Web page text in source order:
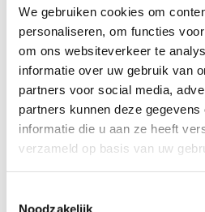
We gebruiken cookies om
personaliseren, om functies
om ons websiteverkeer te
informatie over uw gebruik van
partners voor social media,
partners kunnen deze
informatie die u aan ze heeft
verzameld op basis van uw
Noodzakelijk